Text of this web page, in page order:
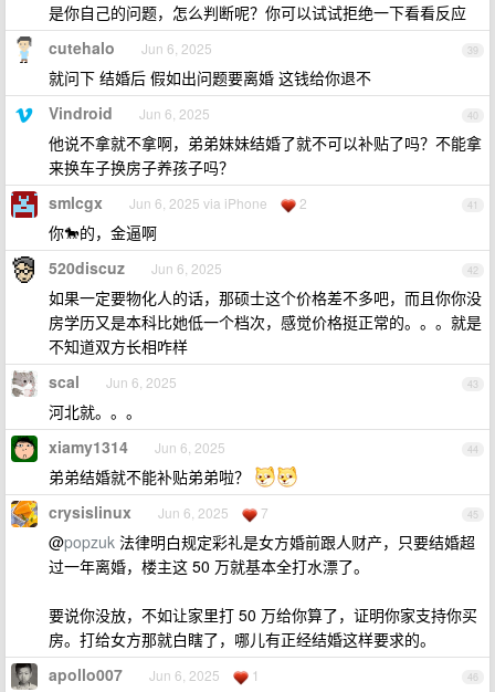
是你自己的问题，怎么判断呢？你可以试试拒绝一下看看反应
39
cutehalo Jun 6, 2025
就问下 结婚后 假如出问题要离婚 这钱给你退不
40
Vindroid Jun 6, 2025
他说不拿就不拿啊，弟弟妹妹结婚了就不可以补贴了吗？不能拿
来换车子换房子养孩子吗？
41
smlcgx Jun 6, 2025 via iPhone 2
你🐎的，金逼啊
42
520discuz Jun 6, 2025
如果一定要物化人的话，那硕士这个价格差不多吧，而且你你没
房学历又是本科比她低一个档次，感觉价格挺正常的。。。就是
不知道双方长相咋样
43
scal Jun 6, 2025
河北就。。。
44
xiamy1314 Jun 6, 2025
弟弟结婚就不能补贴弟弟啦？
45
crysislinux Jun 6, 2025 7
@popzuk 法律明白规定彩礼是女方婚前跟人财产，只要结婚超
过一年离婚，楼主这 50 万就基本全打水漂了。
要说你没放，不如让家里打 50 万给你算了，证明你家支持你买
房。打给女方那就白瞎了，哪儿有正经结婚这样要求的。
46
apollo007 Jun 6, 2025 1